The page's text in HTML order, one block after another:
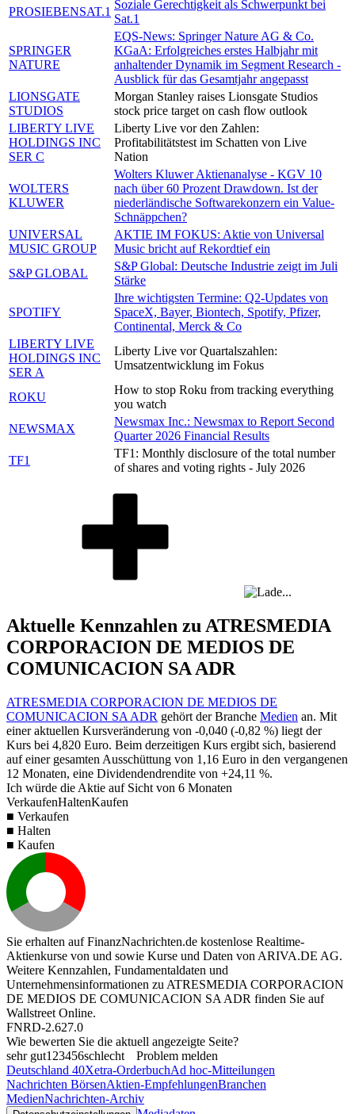
PROSIEBENSAT.1
Soziale Gerechtigkeit als Schwerpunkt bei
Sat.1
SPRINGER
NATURE
EQS-News: Springer Nature AG & Co.
KGaA: Erfolgreiches erstes Halbjahr mit
anhaltender Dynamik im Segment Research -
Ausblick für das Gesamtjahr angepasst
LIONSGATE
STUDIOS
Morgan Stanley raises Lionsgate Studios
stock price target on cash flow outlook
LIBERTY LIVE
HOLDINGS INC
SER C
Liberty Live vor den Zahlen:
Profitabilitätstest im Schatten von Live
Nation
WOLTERS
KLUWER
Wolters Kluwer Aktienanalyse - KGV 10
nach über 60 Prozent Drawdown. Ist der
niederländische Softwarekonzern ein Value-
Schnäppchen?
UNIVERSAL
MUSIC GROUP
AKTIE IM FOKUS: Aktie von Universal
Music bricht auf Rekordtief ein
S&P GLOBAL
S&P Global: Deutsche Industrie zeigt im Juli
Stärke
SPOTIFY
Ihre wichtigsten Termine: Q2-Updates von
SpaceX, Bayer, Biontech, Spotify, Pfizer,
Continental, Merck & Co
LIBERTY LIVE
HOLDINGS INC
SER A
Liberty Live vor Quartalszahlen:
Umsatzentwicklung im Fokus
ROKU
How to stop Roku from tracking everything
you watch
NEWSMAX
Newsmax Inc.: Newsmax to Report Second
Quarter 2026 Financial Results
TF1
TF1: Monthly disclosure of the total number
of shares and voting rights - July 2026
Aktuelle Kennzahlen zu ATRESMEDIA
CORPORACION DE MEDIOS DE
COMUNICACION SA ADR
ATRESMEDIA CORPORACION DE MEDIOS DE
COMUNICACION SA ADR gehört der Branche Medien an. Mit
einer aktuellen Kursveränderung von -0,040 (-0,82 %) liegt der
Kurs bei 4,820 Euro. Beim derzeitigen Kurs ergibt sich, basierend
auf einer gesamten Ausschüttung von 1,16 Euro in den vergangenen
12 Monaten, eine Dividendendrendite von +24,11 %.
Ich würde die Aktie auf Sicht von 6 Monaten
VerkaufenHaltenKaufen
■ Verkaufen
■ Halten
■ Kaufen
Sie erhalten auf FinanzNachrichten.de kostenlose Realtime-
Aktienkurse von und sowie Kurse und Daten von ARIVA.DE AG.
Weitere Kennzahlen, Fundamentaldaten und
Unternehmensinformationen zu ATRESMEDIA CORPORACION
DE MEDIOS DE COMUNICACION SA ADR finden Sie auf
Wallstreet Online.
FNRD-2.627.0
Wie bewerten Sie die aktuell angezeigte Seite?
sehr gut1 23456schlecht
Problem melden
Deutschland 40Xetra-OrderbuchAd hoc-Mitteilungen
Nachrichten BörsenAktien-EmpfehlungenBranchen
MedienNachrichten-Archiv